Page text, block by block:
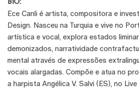
BIO:
Ece Canli é artista, compositora e
Design. Nasceu na Turquia e vive no
artística e vocal, explora estados
demonizados, narratividade
mental através de expressões
vocais alargadas. Compõe e atua no
a harpista Angélica V. Salvi (ES), no